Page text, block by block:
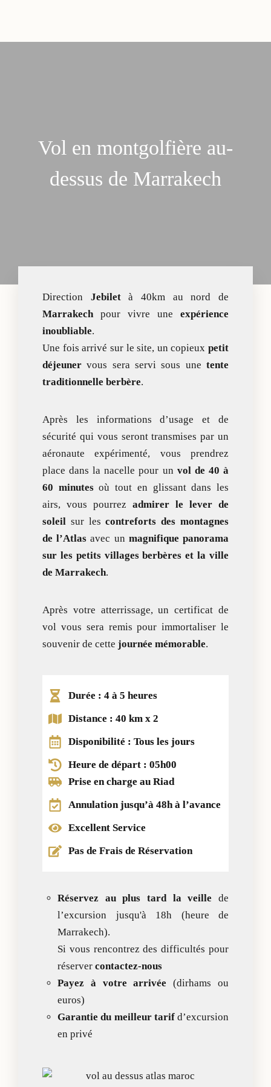
Vol en montgolfière au-
dessus de Marrakech
Direction Jebiletà 40km au nord de
Marrakechpour vivre une expérience
inoubliable.
Une fois arrivé sur le site, un copieux petit
déjeuner vous sera servi sous une tente
traditionnelle berbère.
Après les informations d’usage et de
sécurité qui vous seront transmises par un
aéronaute expérimenté, vous prendrez
place dans la nacelle pour un vol de 40 à
60 minutesoù tout en glissant dans les
airs, vous pourrez admirer le lever de
soleil sur lescontreforts des montagnes
de l’Atlas avec un magnifique panorama
sur les petits villages berbères et la ville
de Marrakech.
Après votre atterrissage, un certificat de
vol vous sera remis pour immortaliser le
souvenir de cette journée mémorable.
Durée : 4 à 5 heures
Distance : 40 km x 2
Disponibilité : Tous les jours
Heure de départ : 05h00
Prise en charge au Riad
Annulation jusqu’à 48h à l’avance
Excellent Service​
Pas de Frais de Réservation​
Réservez au plus tard la veille de
l’excursion jusqu'à 18h (heure de
Marrakech).
Si vous rencontrez des difficultés pour
réserver contactez-nous
Payez à votre arrivée(dirhams ou
euros)
Garantie du meilleur tarifd’excursion
en privé